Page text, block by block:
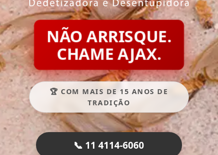
NÃO ARRISQUE.
CHAME AJAX.
🏆 COM MAIS DE 15 ANOS DE
TRADIÇÃO
📞 11 4114-6060